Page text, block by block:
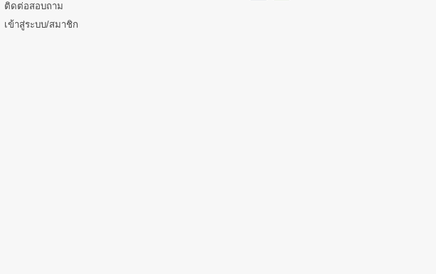
ติดต่อสอบถาม
เข้าสู่ระบบ/สมาชิก